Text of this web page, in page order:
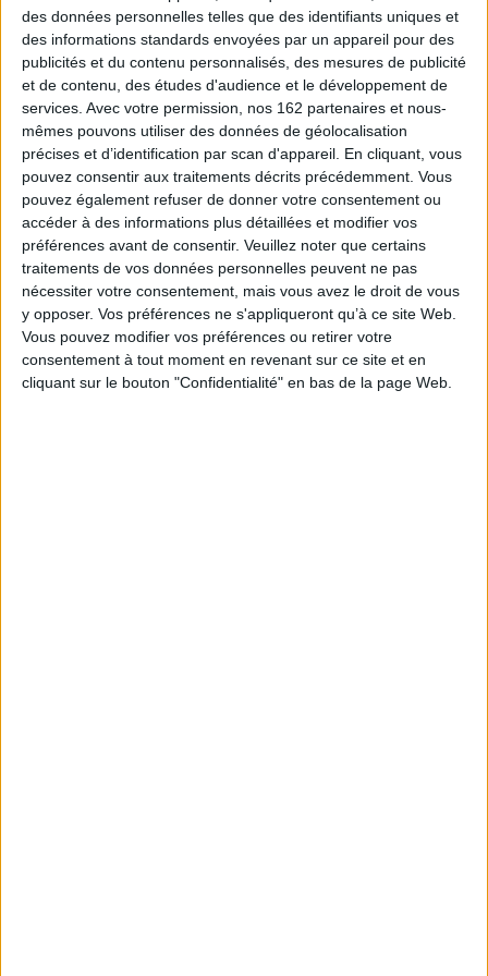
des données personnelles telles que des identifiants uniques et
des informations standards envoyées par un appareil pour des
publicités et du contenu personnalisés, des mesures de publicité
et de contenu, des études d'audience et le développement de
services. Avec votre permission, nos 162 partenaires et nous-
mêmes pouvons utiliser des données de géolocalisation
précises et d’identification par scan d'appareil. En cliquant, vous
pouvez consentir aux traitements décrits précédemment. Vous
pouvez également refuser de donner votre consentement ou
accéder à des informations plus détaillées et modifier vos
préférences avant de consentir. Veuillez noter que certains
traitements de vos données personnelles peuvent ne pas
nécessiter votre consentement, mais vous avez le droit de vous
y opposer. Vos préférences ne s'appliqueront qu’à ce site Web.
Vous pouvez modifier vos préférences ou retirer votre
consentement à tout moment en revenant sur ce site et en
cliquant sur le bouton "Confidentialité" en bas de la page Web.
dans sa vie professionnelle et sentimentale. Sa
colocataire danoise lui propose alors d'aller se
ressourcer dans la maison de sa mère, au nord
du Danemark. Ce n'est qu'en arrivant que Bo
découvre trois invités, avec lesquels elle sera
bien obligée de cohabiter et de vivre selon l'art
du hygge. ©Electre 2026
7,80 €
Disponible chez l'éditeur
AJOUTER AU PANIER
Une bonne et une mauvaise nouvelle
Marion McGuinness
Éditeur : Eyrolles
Clotilde mène une vie solitaire, entre son
indésirables, son unique amie Sarah, ses deux